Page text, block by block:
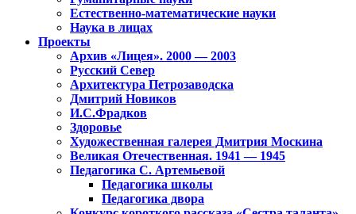
Естественно-математические науки
Наука в лицах
Проекты
Архив «Лицея». 2000 — 2003
Русский Север
Архитектура Петрозаводска
Дмитрий Новиков
И.С.Фрадков
Здоровье
Художественная галерея Дмитрия Москина
Великая Отечественная. 1941 — 1945
Педагогика С. Артемьевой
Педагогика школы
Педагогика двора